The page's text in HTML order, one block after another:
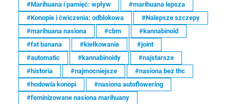
#Marihuana i pamięć: wpływ
#marihuana lepsza
#Konopie i ćwiczenia: odblokowa
#Nalepsze szczepy
#marihuana nasiona
#cbm
#kannabinoid
#fat banana
#kiełkowanie
#joint
#automatic
#kannabinoidy
#najstarsze
#historia
#najmocniejsze
#nasiona bez thc
#hodowla konopi
#nasiona autoflowering
#feminizowane nasiona marihuany